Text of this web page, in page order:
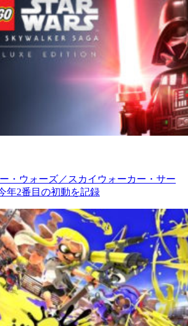
・ウォーズ／スカイウォーカー・サー
年2番目の初動を記録